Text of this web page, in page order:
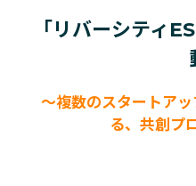
「リバーシティ
〜複数のスタートア
る、共創プ